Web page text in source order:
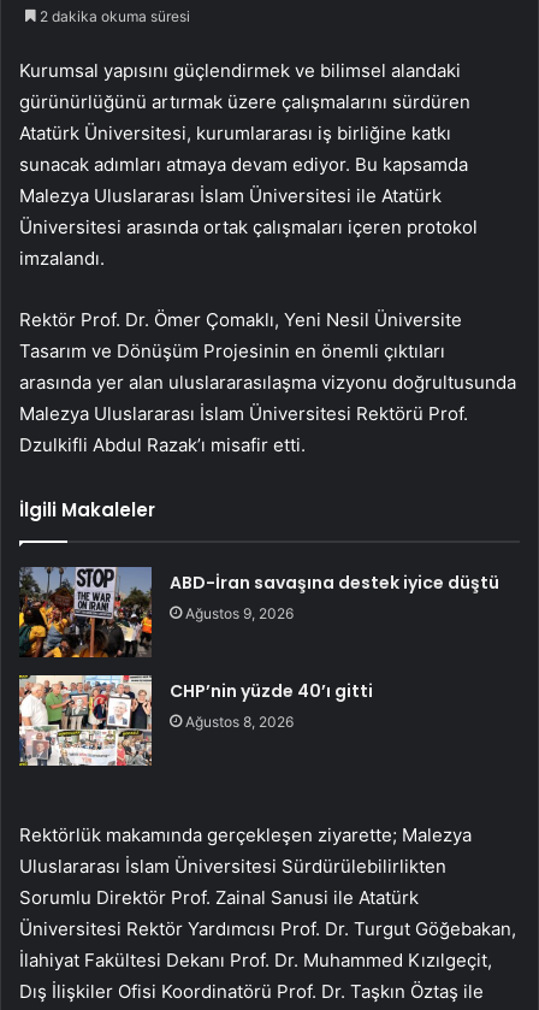
2 dakika okuma süresi
Kurumsal yapısını güçlendirmek ve bilimsel alandaki
gürünürlüğünü artırmak üzere çalışmalarını sürdüren
Atatürk Üniversitesi, kurumlararası iş birliğine katkı
sunacak adımları atmaya devam ediyor. Bu kapsamda
Malezya Uluslararası İslam Üniversitesi ile Atatürk
Üniversitesi arasında ortak çalışmaları içeren protokol
imzalandı.
Rektör Prof. Dr. Ömer Çomaklı, Yeni Nesil Üniversite
Tasarım ve Dönüşüm Projesinin en önemli çıktıları
arasında yer alan uluslararasılaşma vizyonu doğrultusunda
Malezya Uluslararası İslam Üniversitesi Rektörü Prof.
Dzulkifli Abdul Razak’ı misafir etti.
İlgili Makaleler
ABD-İran savaşına destek iyice düştü
Ağustos 9, 2026
CHP’nin yüzde 40’ı gitti
Ağustos 8, 2026
Rektörlük makamında gerçekleşen ziyarette; Malezya
Uluslararası İslam Üniversitesi Sürdürülebilirlikten
Sorumlu Direktör Prof. Zainal Sanusi ile Atatürk
Üniversitesi Rektör Yardımcısı Prof. Dr. Turgut Göğebakan,
İlahiyat Fakültesi Dekanı Prof. Dr. Muhammed Kızılgeçit,
Dış İlişkiler Ofisi Koordinatörü Prof. Dr. Taşkın Öztaş ile